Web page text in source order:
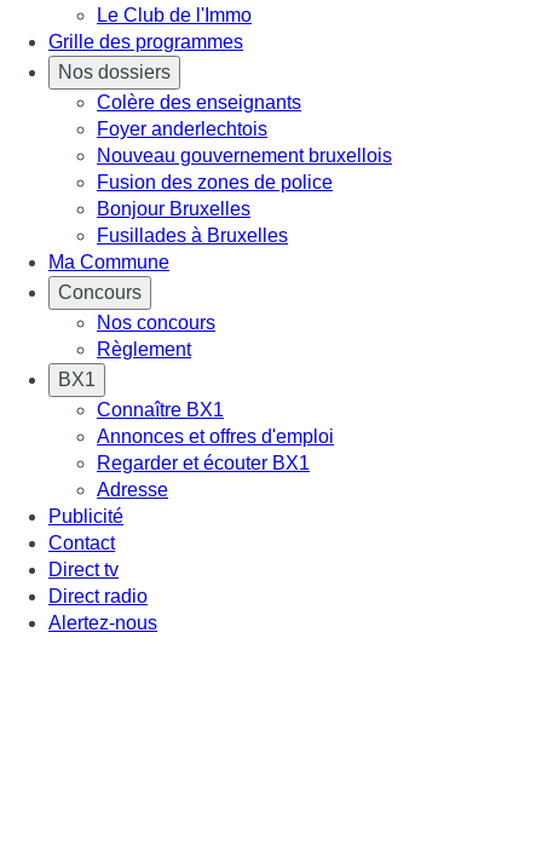
Le Club de l'Immo
Grille des programmes
Nos dossiers
Colère des enseignants
Foyer anderlechtois
Nouveau gouvernement bruxellois
Fusion des zones de police
Bonjour Bruxelles
Fusillades à Bruxelles
Ma Commune
Concours
Nos concours
Règlement
BX1
Connaître BX1
Annonces et offres d'emploi
Regarder et écouter BX1
Adresse
Publicité
Contact
Direct tv
Direct radio
Alertez-nous